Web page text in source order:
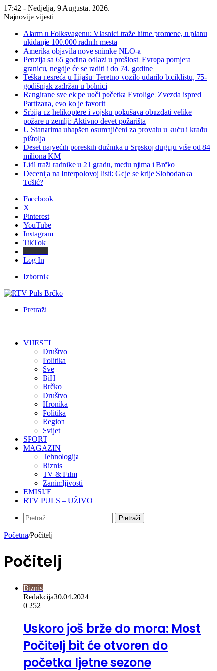
17:42 - Nedjelja, 9 Augusta. 2026.
Najnovije vijesti
Alarm u Folksvagenu: Vlasnici traže hitne promene, u planu
ukidanje 100.000 radnih mesta
Amerika objavila nove snimke NLO-a
Penzija sa 65 godina odlazi u prošlost: Evropa pomjera
granicu, negdje će se raditi i do 74. godine
Teška nesreća u Ilijašu: Teretno vozilo udarilo biciklistu, 75-
godišnjak zadržan u bolnici
Rangirane sve ekipe uoči početka Evrolige: Zvezda ispred
Partizana, evo ko je favorit
Srbija uz helikoptere i vojsku pokušava obuzdati velike
požare u zemlji: Aktivno devet požarišta
U Stanarima uhapšen osumnjičeni za provalu u kuću i krađu
pištolja
Deset najvećih poreskih dužnika u Srpskoj duguju više od 84
miliona KM
Lidl traži radnike u 21 gradu, među njima i Brčko
Decenija na Interpolovoj listi: Gdje se krije Slobodanka
Tošić?
Facebook
X
Pinterest
YouTube
Instagram
TikTok
Log In
Izbornik
Pretraži
VIJESTI
Društvo
Politika
Sve
BiH
Brčko
Društvo
Hronika
Politika
Region
Svijet
SPORT
MAGAZIN
Tehnologija
Biznis
TV & Film
Zanimljivosti
EMISIJE
RTV PULS – UŽIVO
Pretraži
Početna/Počitelj
Počitelj
Biznis
Redakcija30.04.2024
0 252
Uskoro još brže do mora: Most
Počitelj bit će otvoren do
početka ljetne sezone